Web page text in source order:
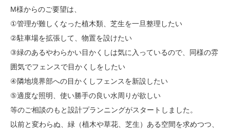
M様からのご要望は、
①管理が難しくなった植木類、芝生を一旦整理したい
②駐車場を拡張して、物置を設けたい
③緑のあるやわらかい目かくしは気に入っているので、同様の雰
囲気でフェンスで目かくしをしたい
④隣地境界部への目かくしフェンスを新設したい
⑤適度な照明、使い勝手の良い水周りが欲しい
等のご相談のもと設計プランニングがスタートしました。
以前と変わらぬ、緑（植木や草花、芝生）ある空間を求めつつ、